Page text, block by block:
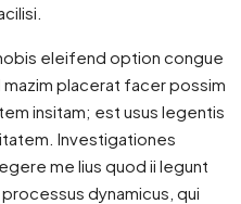
eleifend option congue
placerat facer possim
insitam; est usus legentis
Investigationes
me lius quod ii legunt
dynamicus, qui